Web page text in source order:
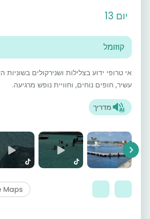
יום 13
קוזומל
אי טרופי ידוע בצלילות ושנירקולים בשוניות
עשיר, חופים נוחים, וחוויית נופש מרגיעה.
מדריך
Next